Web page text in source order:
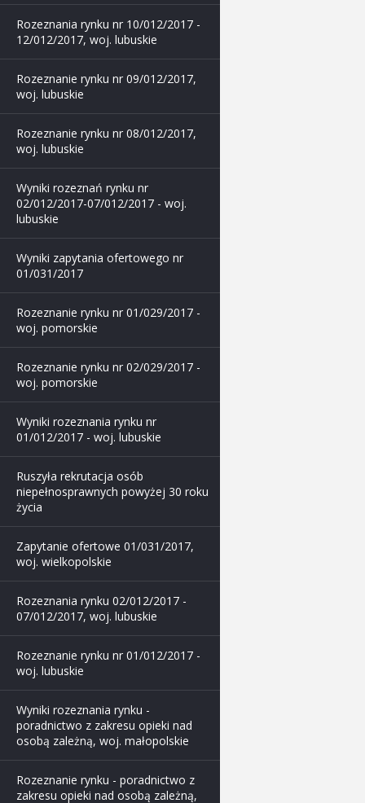
Rozeznania rynku nr 10/012/2017 -
12/012/2017, woj. lubuskie
Rozeznanie rynku nr 09/012/2017,
woj. lubuskie
Rozeznanie rynku nr 08/012/2017,
woj. lubuskie
Wyniki rozeznań rynku nr
02/012/2017-07/012/2017 - woj.
lubuskie
Wyniki zapytania ofertowego nr
01/031/2017
Rozeznanie rynku nr 01/029/2017 -
woj. pomorskie
Rozeznanie rynku nr 02/029/2017 -
woj. pomorskie
Wyniki rozeznania rynku nr
01/012/2017 - woj. lubuskie
Ruszyła rekrutacja osób
niepełnosprawnych powyżej 30 roku
życia
Zapytanie ofertowe 01/031/2017,
woj. wielkopolskie
Rozeznania rynku 02/012/2017 -
07/012/2017, woj. lubuskie
Rozeznanie rynku nr 01/012/2017 -
woj. lubuskie
Wyniki rozeznania rynku -
poradnictwo z zakresu opieki nad
osobą zależną, woj. małopolskie
Rozeznanie rynku - poradnictwo z
zakresu opieki nad osobą zależną,